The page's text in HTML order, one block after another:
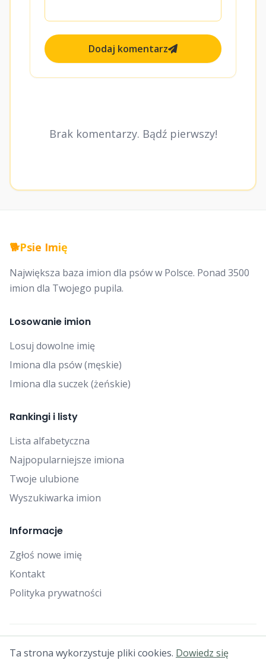
Dodaj komentarz
Brak komentarzy. Bądź pierwszy!
🐕Psie Imię
Największa baza imion dla psów w Polsce. Ponad 3500
imion dla Twojego pupila.
Losowanie imion
Losuj dowolne imię
Imiona dla psów (męskie)
Imiona dla suczek (żeńskie)
Rankingi i listy
Lista alfabetyczna
Najpopularniejsze imiona
Twoje ulubione
Wyszukiwarka imion
Informacje
Zgłoś nowe imię
Kontakt
Polityka prywatności
© 2025 Falcon Bytes. Wszelkie prawa zastrzeżone.
Ta strona wykorzystuje pliki cookies. Dowiedz się